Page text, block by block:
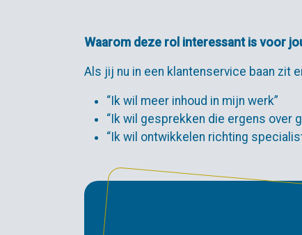
Waarom deze rol interessant is voor
Als jij nu in een klantenservice baan zit
“Ik wil meer inhoud in mijn werk”
“Ik wil gesprekken die ergens over
“Ik wil ontwikkelen richting